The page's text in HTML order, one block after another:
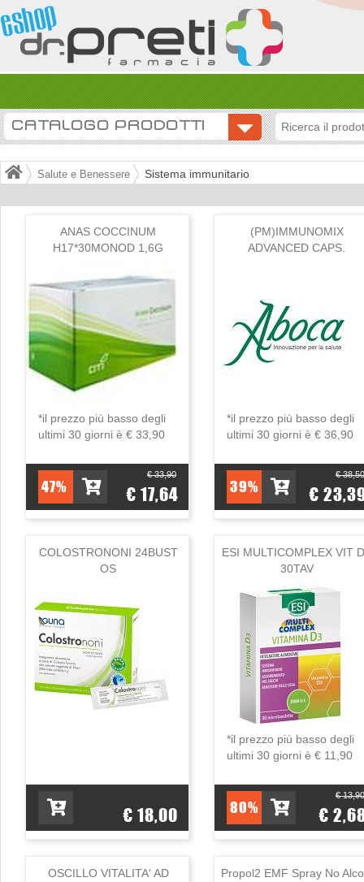
CATALOGO PRODOTTI
Salute e Benessere Sistema immunitario
ANAS COCCINUM
H17*30MONOD 1,6G
*il prezzo più basso degli
ultimi 30 giorni è € 33,90
47%
€ 33,90
€ 17,64
(PM)IMMUNOMIX
ADVANCED CAPS.
*il prezzo più basso degli
ultimi 30 giorni è € 36,90
39%
€ 38,50
€
COLOSTRONONI 24BUST
OS
€ 18,00
ESI MULTICOMPLEX VIT
30TAV
*il prezzo più basso degli
ultimi 30 giorni è € 11,90
80%
€ 13,90
€
OSCILLO VITALITA' AD
Propol2 EMF Spray No